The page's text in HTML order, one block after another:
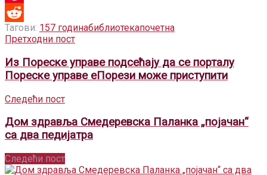
Pinterest
Reddit
Тагови: 157 годинабиблиотекапочетна
Претходни пост
Из Пореске управе подсећају да се порталу
Пореске управе еПорези може приступити
Следећи пост
Дом здравља Смедеревска Паланка „појачан“
са два педијатра
Следећи пост